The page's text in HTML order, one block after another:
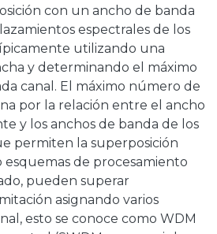
con un ancho de banda
espectrales de los
utilizando una
y determinando el máximo
canal. El máximo número de
por la relación entre el ancho
y los anchos de banda de los
permiten la superposición
de procesamiento
pueden superar
asignando varios
esto se conoce como WDM